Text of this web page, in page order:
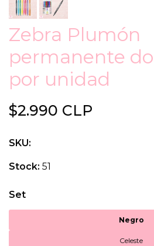
Zebra Plumón
permanente
por unidad
$2.990 CLP
SKU:
Stock: 51
Set
Negro
Celeste